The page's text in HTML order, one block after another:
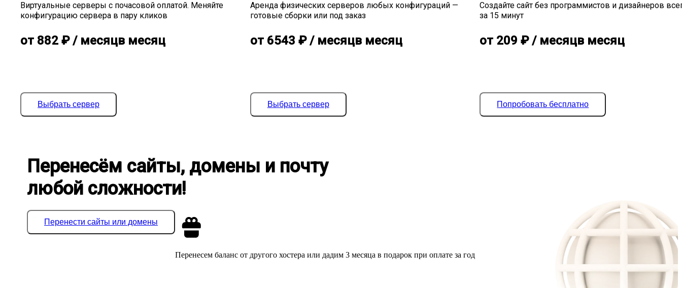
Виртуальные серверы с почасовой оплатой. Меняйте
конфигурацию сервера в пару кликов
от 882 ₽/ месяцв месяц
Выбрать сервер
Аренда физических серверов любых конфигураций —
готовые сборки или под заказ
от 6543 ₽/ месяцв месяц
Выбрать сервер
Создайте сайт без программистов и дизайнеров
за 15 минут
от 209 ₽/ месяцв месяц
Попробовать бесплатно
Перенесём сайты, домены и почту
любой сложности!
Перенести сайты или домены
Перенесем баланс от другого хостера или дадим 3 месяца в подарок при оплате за год